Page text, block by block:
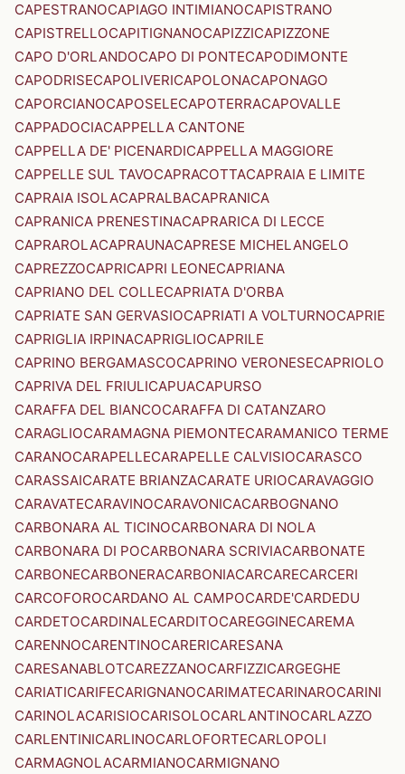
CAPESTRANOCAPIAGO INTIMIANOCAPISTRANO
CAPISTRELLOCAPITIGNANOCAPIZZICAPIZZONE
CAPO D'ORLANDOCAPO DI PONTECAPODIMONTE
CAPODRISECAPOLIVERICAPOLONACAPONAGO
CAPORCIANOCAPOSELECAPOTERRACAPOVALLE
CAPPADOCIACAPPELLA CANTONE
CAPPELLA DE' PICENARDICAPPELLA MAGGIORE
CAPPELLE SUL TAVOCAPRACOTTACAPRAIA E LIMITE
CAPRAIA ISOLACAPRALBACAPRANICA
CAPRANICA PRENESTINACAPRARICA DI LECCE
CAPRAROLACAPRAUNACAPRESE MICHELANGELO
CAPREZZOCAPRICAPRI LEONECAPRIANA
CAPRIANO DEL COLLECAPRIATA D'ORBA
CAPRIATE SAN GERVASIOCAPRIATI A VOLTURNOCAPRIE
CAPRIGLIA IRPINACAPRIGLIOCAPRILE
CAPRINO BERGAMASCOCAPRINO VERONESECAPRIOLO
CAPRIVA DEL FRIULICAPUACAPURSO
CARAFFA DEL BIANCOCARAFFA DI CATANZARO
CARAGLIOCARAMAGNA PIEMONTECARAMANICO TERME
CARANOCARAPELLECARAPELLE CALVISIOCARASCO
CARASSAICARATE BRIANZACARATE URIOCARAVAGGIO
CARAVATECARAVINOCARAVONICACARBOGNANO
CARBONARA AL TICINOCARBONARA DI NOLA
CARBONARA DI POCARBONARA SCRIVIACARBONATE
CARBONECARBONERACARBONIACARCARECARCERI
CARCOFOROCARDANO AL CAMPOCARDE'CARDEDU
CARDETOCARDINALECARDITOCAREGGINECAREMA
CARENNOCARENTINOCARERICARESANA
CARESANABLOTCAREZZANOCARFIZZICARGEGHE
CARIATICARIFECARIGNANOCARIMATECARINAROCARINI
CARINOLACARISIOCARISOLOCARLANTINOCARLAZZO
CARLENTINICARLINOCARLOFORTECARLOPOLI
CARMAGNOLACARMIANOCARMIGNANO